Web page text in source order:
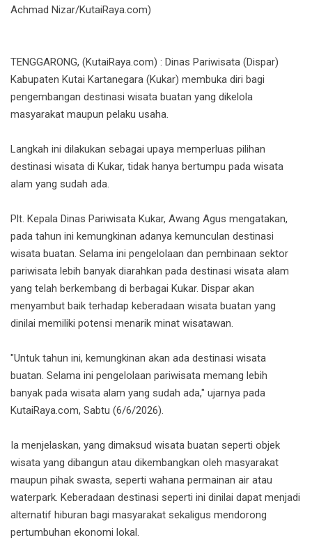
Achmad Nizar/KutaiRaya.com)
TENGGARONG, (KutaiRaya.com) : Dinas Pariwisata (Dispar)
Kabupaten Kutai Kartanegara (Kukar) membuka diri bagi
pengembangan destinasi wisata buatan yang dikelola
masyarakat maupun pelaku usaha.
Langkah ini dilakukan sebagai upaya memperluas pilihan
destinasi wisata di Kukar, tidak hanya bertumpu pada wisata
alam yang sudah ada.
Plt. Kepala Dinas Pariwisata Kukar, Awang Agus mengatakan,
pada tahun ini kemungkinan adanya kemunculan destinasi
wisata buatan. Selama ini pengelolaan dan pembinaan sektor
pariwisata lebih banyak diarahkan pada destinasi wisata alam
yang telah berkembang di berbagai Kukar. Dispar akan
menyambut baik terhadap keberadaan wisata buatan yang
dinilai memiliki potensi menarik minat wisatawan.
"Untuk tahun ini, kemungkinan akan ada destinasi wisata
buatan. Selama ini pengelolaan pariwisata memang lebih
banyak pada wisata alam yang sudah ada," ujarnya pada
KutaiRaya.com, Sabtu (6/6/2026).
Ia menjelaskan, yang dimaksud wisata buatan seperti objek
wisata yang dibangun atau dikembangkan oleh masyarakat
maupun pihak swasta, seperti wahana permainan air atau
waterpark. Keberadaan destinasi seperti ini dinilai dapat menjadi
alternatif hiburan bagi masyarakat sekaligus mendorong
pertumbuhan ekonomi lokal.